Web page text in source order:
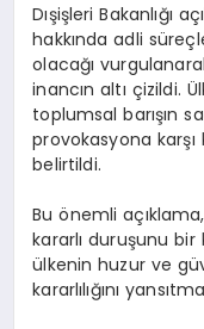
Dışişleri Bakanlığı
hakkında adli
olacağı
inancın altı çizildi.
toplumsal barışın
provokasyona
belirtildi.
Bu önemli
kararlı duruşunu
ülkenin huzur ve
kararlılığını